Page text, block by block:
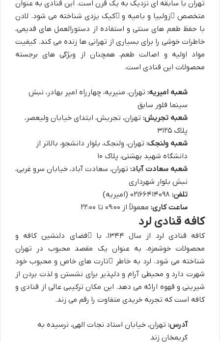
تهران با سابقه ای نزدیک به یک قرن است. این قنادی به عنوان
متخصص
زولبیا و بامیه و کیک یزدی شناخته می شود. لادن
با حفظ طعم های سنتی و استفاده از دستورالعمل های قدیمی،
خاطرات خوشی را برای بسیاری از تهرانی ها زنده می کند. کیفیت
مواد اولیه و اصالت طعم، همچنان از ویژگی های برجسته
محصولات این قنادی است.
شعبه امیریه: تهران، منیریه، چهارراه امیر بهادر، نبش
سینما فلور سابق
شعبه تجریش: تهران، تجریش، ابتدای خیابان ولیعصر،
پلاک ۳۱۲۵
شعبه ولنجک: تهران، ولنجک، بلوار دانشجو، بالاتر از
دانشگاه شهید بهشتی، پلاک ۱۰
شعبه سعادت آباد: تهران، سعادت آباد، خیابان سرو غربی،
نبش بلوار شهرداری
تلفن:
ساعت کاری: معمولاً از ۰۹:۰۰ تا ۲۲:۰۰
کافه قنادی لرد
کافه قنادی لرد از سال ۱۳۴۴، با فضای دلنشین کافه و
محصولات خوشمزه، به عنوان یک مقصد محبوب در تهران
شناخته می شود. لرد به خاطر
تارت های خاص و محبوبخود
شهرت دارد و محیطی آرام و دلپذیر برای نشستن و لذت بردن از
شیرینی و قهوه ارائه می دهد. این مکان ترکیبی عالی از قنادی و
کافه است که تجربه خریدی متفاوت را رقم می زند.
آدرس: تهران، خیابان استاد نجات الهی، نرسیده به
کریمخان زند